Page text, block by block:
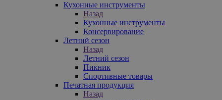
Кухонные инструменты
Назад
Кухонные инструменты
Консервирование
Летний сезон
Назад
Летний сезон
Пикник
Спортивные товары
Печатная продукция
Назад